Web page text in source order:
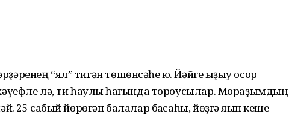
“ял” тигән төшөн­сә­һе юҡ. Йәйге ҡыҙыу осор
лә, ти һаулыҡ һа­ғында тороусылар. Мораҙым­дың
25 сабый йөрөгән балалар баҡсаһы, йөҙгә яҡын кеше